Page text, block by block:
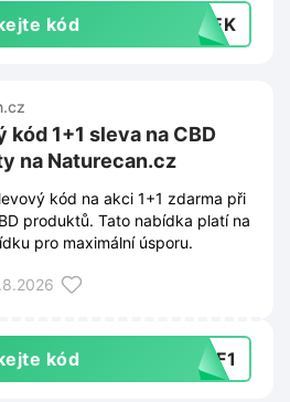
kód AVEK
kód 1+1 sleva na CBD
na Naturecan.cz
kód na akci 1+1 zdarma při
produktů. Tato nabídka platí na
pro maximální úsporu.
kód 2F1